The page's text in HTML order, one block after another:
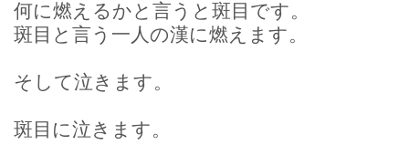
何に燃えるかと言うと斑目です。
斑目と言う一人の漢に燃えます。
そして泣きます。
斑目に泣きます。